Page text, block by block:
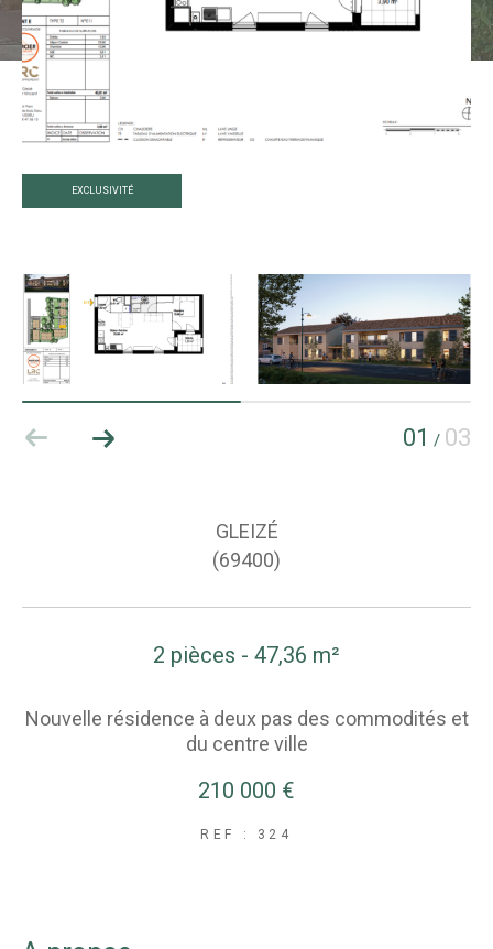
EXCLUSIVITÉ
01 / 03
GLEIZÉ
(69400)
2 pièces - 47,36 m²
Nouvelle résidence à deux pas des commodités et
du centre ville
210 000 €
REF : 324